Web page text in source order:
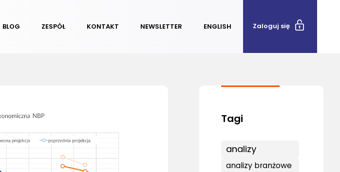
BLOG ZESPÓŁ KONTAKT NEWSLETTER ENGLISH Zaloguj się
analizy
analizy branżowe